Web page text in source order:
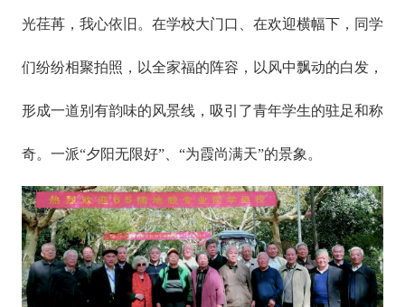
光荏苒，我心依旧。在学校大门口、在欢迎横幅下，同学
们纷纷相聚拍照，以全家福的阵容，以风中飘动的白发，
形成一道别有韵味的风景线，吸引了青年学生的驻足和称
奇。一派“夕阳无限好”、“为霞尚满天”的景象。